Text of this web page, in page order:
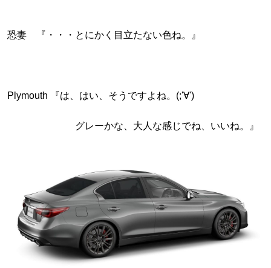
恐妻 『・・・とにかく目立たない色ね。』
Plymouth 『は、はい、そうですよね。(;'∀')
グレーかな、大人な感じでね、いいね。』